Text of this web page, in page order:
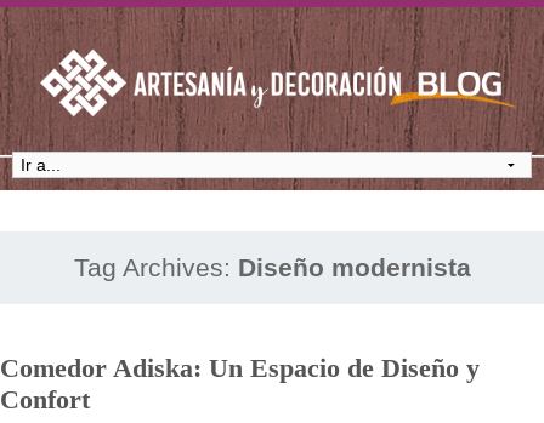
Tag Archives: Diseño modernista
Comedor Adiska: Un Espacio de Diseño y
Confort